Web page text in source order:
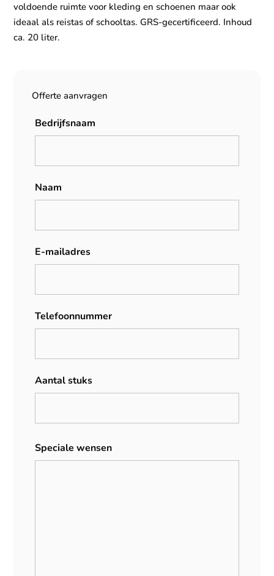
voldoende ruimte voor kleding en schoenen maar ook
ideaal als reistas of schooltas. GRS-gecertificeerd. Inhoud
ca. 20 liter.
Offerte aanvragen
Bedrijfsnaam
Naam
E-mailadres
Telefoonnummer
Aantal stuks
Speciale wensen